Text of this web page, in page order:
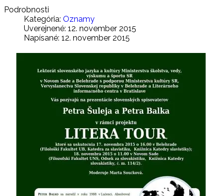
Podrobnosti
Kategória: Oznamy
Uverejnené: 12. november 2015
Napísané: 12. november 2015